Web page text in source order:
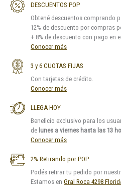
DESCUENTOS POP
Obtené descuentos comprando
12% de descuento por compras
+ 8% de descuento con pago en
Conocer más
3 y 6 CUOTAS FIJAS
Con tarjetas de crédito.
Conocer más
LLEGA HOY
Beneficio exclusivo para los
de lunes a viernes hasta las 13
Conocer más
2% Retirando por POP
Podés retirar tu pedido por
Estamos en Gral Roca 4298